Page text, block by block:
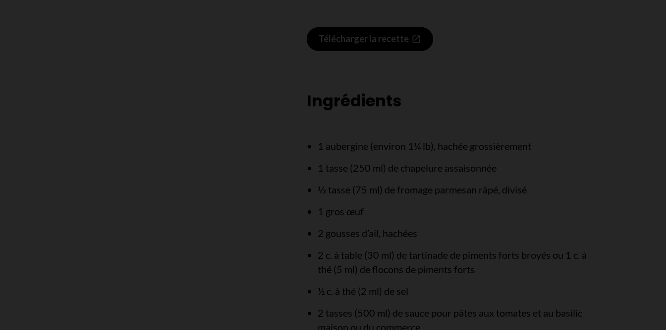
Télécharger la recette
Ingrédients
1 aubergine (environ 1¼ lb), hachée grossièrement
1 tasse (250 ml) de chapelure assaisonnée
⅓ tasse (75 ml) de fromage parmesan râpé, divisé
1 gros œuf
2 gousses d’ail, hachées
2 c. à table (30 ml) de tartinade de piments forts broyés ou 1 c. à
thé (5 ml) de flocons de piments forts
½ c. à thé (2 ml) de sel
2 tasses (500 ml) de sauce pour pâtes aux tomates et au basilic
maison ou du commerce